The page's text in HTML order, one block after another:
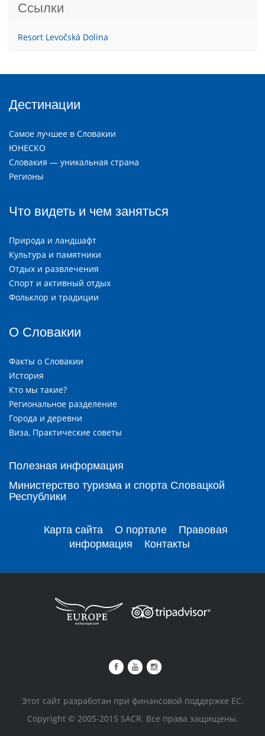
Ссылки
Resort Levočská Dolina
Дестинации
Самое лучшее в Словакии
ЮНЕСКО
Словакия — уникальная страна
Регионы
Что видеть и чем заняться
Природа и ландшафт
Культура и памятники
Отдых и развлечения
Спорт и активный отдых
Фольклор и традиции
О Словакии
Факты о Словакии
История
Кто мы такие?
Региональное разделение
Города и деревни
Виза, Практические советы
Полезная информация
Министерство туризма и спорта Словацкой
Республики
Карта сайта О портале
Правовая
информация
Контакты
Этот сайт разработан при финансовой поддержке ЕС.
Copyright © 2005-2015 SACR. Все права защищены.